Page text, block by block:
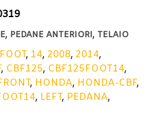
, PEDANE ANTERIORI, TELAIO
, 14, 2008, 2014,
, CBF125, CBF125FOOT14,
, HONDA, HONDA-CBF,
, LEFT, PEDANA,